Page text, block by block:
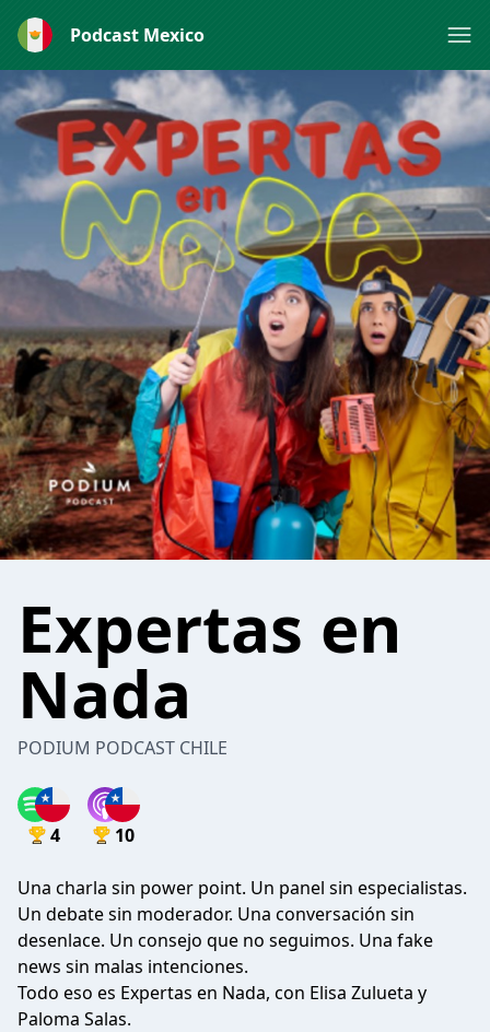
Podcast Mexico
Expertas en
Nada
PODIUM PODCAST CHILE
4 10
Una charla sin power point. Un panel sin especialistas.
Un debate sin moderador. Una conversación sin
desenlace. Un consejo que no seguimos. Una fake
news sin malas intenciones.
Todo eso es Expertas en Nada, con Elisa Zulueta y
Paloma Salas.